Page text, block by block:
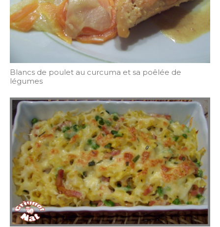
Blancs de poulet au curcuma et sa poêlée de
légumes